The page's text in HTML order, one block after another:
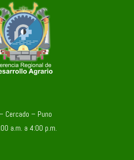
Cercado – Puno
a.m. a 4:00 p.m.